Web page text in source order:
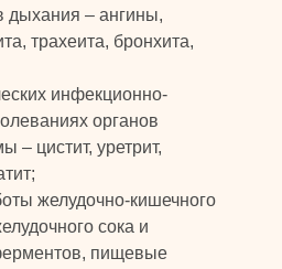
дыхания – ангины,
трахеита, бронхита,
инфекционно-
органов
– цистит, уретрит,
желудочно-кишечного
сока и
пищевые